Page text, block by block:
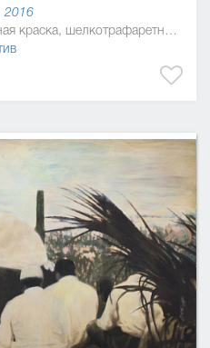
2016
150 x 220 см, холст, масляная краска, шелкотрафаретная краска